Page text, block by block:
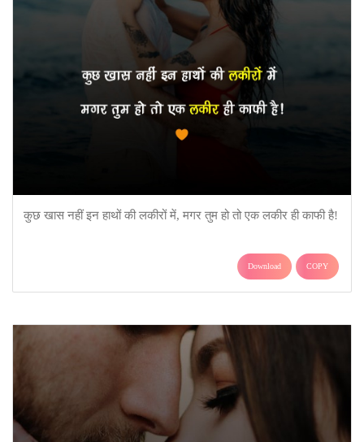
कुछ खास नहीं इन हाथों की लकीरों में, मगर तुम हो तो एक लकीर ही काफी है!
Download COPY